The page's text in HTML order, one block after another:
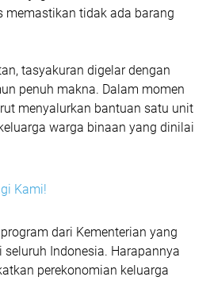
memastikan tidak ada barang
tasyakuran digelar dengan
penuh makna. Dalam momen
menyalurkan bantuan satu unit
warga binaan yang dinilai
Kami!
dari Kementerian yang
Indonesia. Harapannya
perekonomian keluarga